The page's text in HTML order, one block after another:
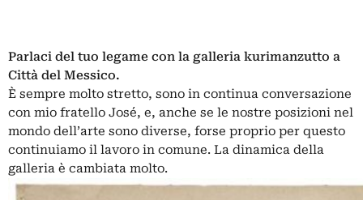
Parlaci del tuo legame con la galleria kurimanzutto a
Città del Messico.
È sempre molto stretto, sono in continua conversazione
con mio fratello José, e, anche se le nostre posizioni nel
mondo dell’arte sono diverse, forse proprio per questo
continuiamo il lavoro in comune. La dinamica della
galleria è cambiata molto.